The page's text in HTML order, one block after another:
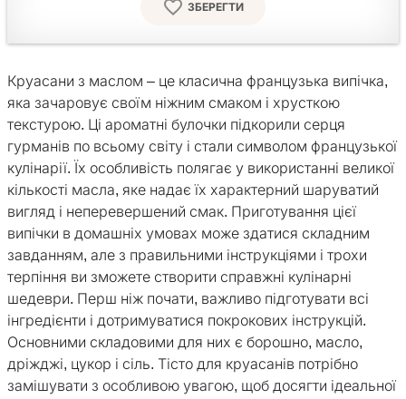
ЗБЕРЕГТИ
Круасани з маслом – це класична французька випічка,
яка зачаровує своїм ніжним смаком і хрусткою
текстурою. Ці ароматні булочки підкорили серця
гурманів по всьому світу і стали символом французької
кулінарії. Їх особливість полягає у використанні великої
кількості масла, яке надає їх характерний шаруватий
вигляд і неперевершений смак. Приготування цієї
випічки в домашніх умовах може здатися складним
завданням, але з правильними інструкціями і трохи
терпіння ви зможете створити справжні кулінарні
шедеври. Перш ніж почати, важливо підготувати всі
інгредієнти і дотримуватися покрокових інструкцій.
Основними складовими для них є борошно, масло,
дріжджі, цукор і сіль. Тісто для круасанів потрібно
замішувати з особливою увагою, щоб досягти ідеальної